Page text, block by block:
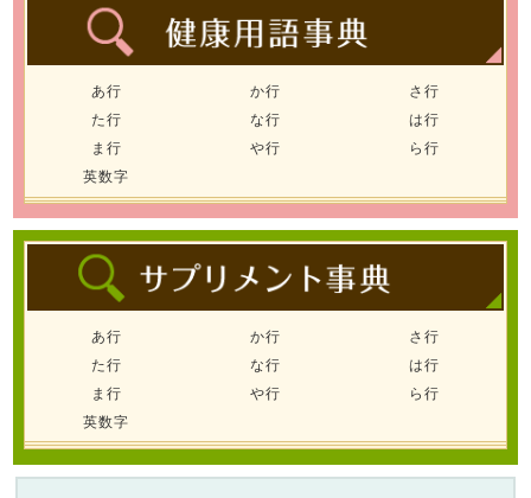
あ行 か行
さ行
た行
な行
は行
ま行
や行
ら行
英数字
あ行 か行
さ行
た行
な行
は行
ま行
や行
ら行
英数字